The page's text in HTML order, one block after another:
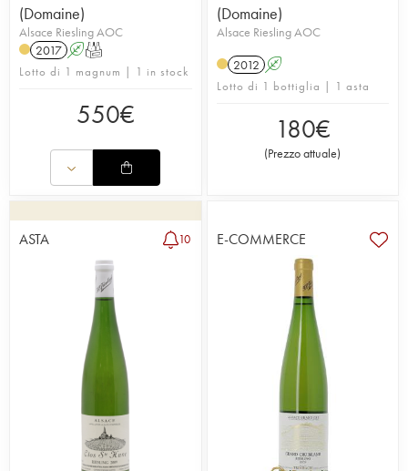
(Domaine)
Alsace Riesling AOC
2017 AT
Lotto di 1 magnum | 1 in stock
550€
(Domaine)
Alsace Riesling AOC
2012 A
Lotto di 1 bottiglia | 1 asta
180€
(Prezzo attuale)
ASTA 10 E-COMMERCE